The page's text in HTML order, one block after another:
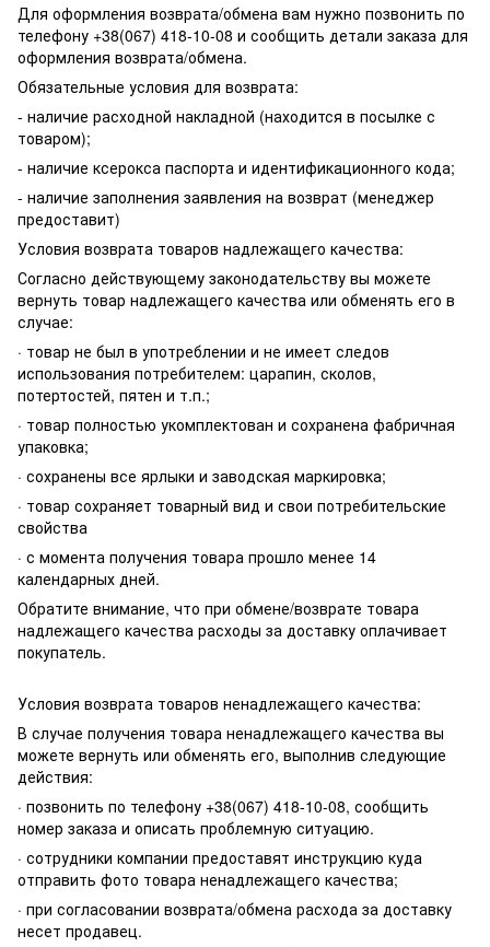
Для оформления возврата/обмена вам нужно позвонить по
телефону +38(067) 418-10-08 и сообщить детали заказа для
оформления возврата/обмена.
Обязательные условия для возврата:
- наличие расходной накладной (находится в посылке с
товаром);
- наличие ксерокса паспорта и идентификационного кода;
- наличие заполнения заявления на возврат (менеджер
предоставит)
Условия возврата товаров надлежащего качества:
Согласно действующему законодательству вы можете
вернуть товар надлежащего качества или обменять его в
случае:
· товар не был в употреблении и не имеет следов
использования потребителем: царапин, сколов,
потертостей, пятен и т.п.;
· товар полностью укомплектован и сохранена фабричная
упаковка;
· сохранены все ярлыки и заводская маркировка;
· товар сохраняет товарный вид и свои потребительские
свойства
· с момента получения товара прошло менее 14
календарных дней.
Обратите внимание, что при обмене/возврате товара
надлежащего качества расходы за доставку оплачивает
покупатель.
Условия возврата товаров ненадлежащего качества:
В случае получения товара ненадлежащего качества вы
можете вернуть или обменять его, выполнив следующие
действия:
· позвонить по телефону +38(067) 418-10-08, сообщить
номер заказа и описать проблемную ситуацию.
· сотрудники компании предоставят инструкцию куда
отправить фото товара ненадлежащего качества;
· при согласовании возврата/обмена расхода за доставку
несет продавец.